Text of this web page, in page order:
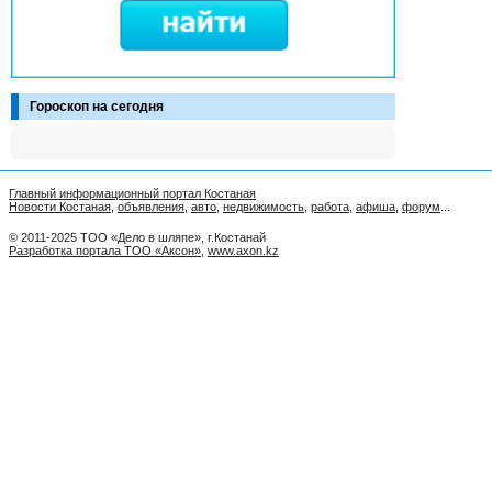
Гороскоп на сегодня
Главный информационный портал Костаная
Новости Костаная объявления авто недвижимость работа афиша форум
© 2011-2025 ТОО «Дело в шляпе», г.Костанай
Разработка портала ТОО «Аксон» www.axon.kz